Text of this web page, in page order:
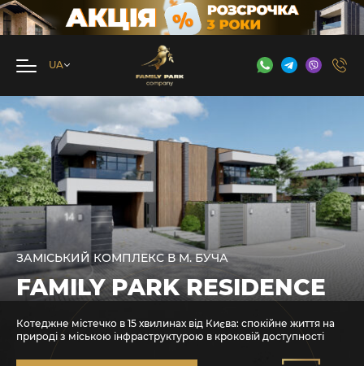
ЗАМІСЬКИЙ КОМПЛЕКС В М. БУЧА
FAMILY PARK RESIDENCE
Котеджне містечко в 15 хвилинах від Києва: спокійне життя на
природі з міською інфраструктурою в кроковій доступності